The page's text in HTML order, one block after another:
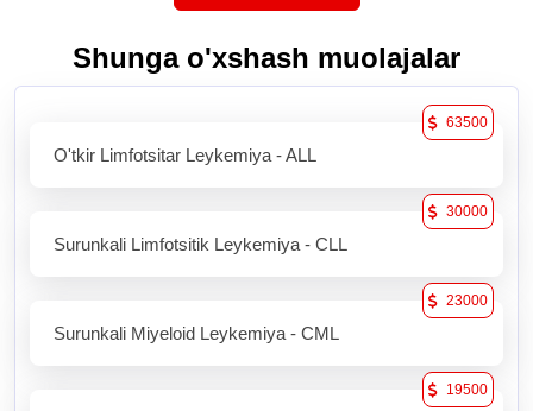
Shunga o'xshash muolajalar
O'tkir Limfotsitar Leykemiya - ALL
63500
Surunkali Limfotsitik Leykemiya - CLL
30000
Surunkali Miyeloid Leykemiya - CML
23000
19500